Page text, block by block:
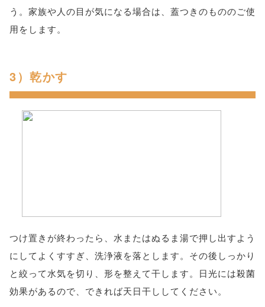
う。家族や人の目が気になる場合は、蓋つきのもののご使
用をします。
3）乾かす
つけ置きが終わったら、水またはぬるま湯で押し出すよう
にしてよくすすぎ、洗浄液を落とします。その後しっかり
と絞って水気を切り、形を整えて干します。日光には殺菌
効果があるので、できれば天日干ししてください。